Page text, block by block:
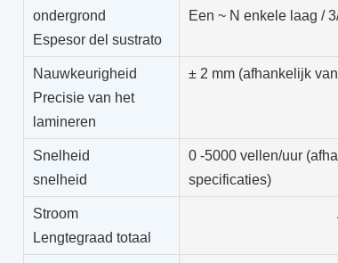
ondergrond
Espesor del sustrato
Een ~ N enkele laag /
Nauwkeurigheid
Precisie van het
lamineren
± 2 mm (afhankelijk
Snelheid
snelheid
0 -5000 vellen/uur
specificaties)
Stroom
Lengtegraad totaal